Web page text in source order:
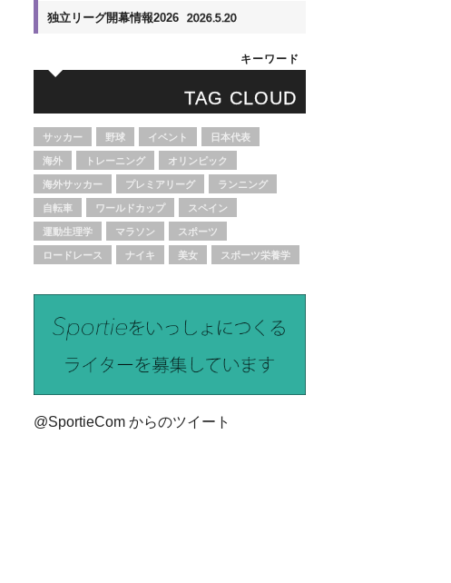
独立リーグ開幕情報2026 2026.5.20
TAG CLOUD
キーワード
サッカー 野球 イベント 日本代表
海外 トレーニング オリンピック
海外サッカー プレミアリーグ ランニング
自転車 ワールドカップ スペイン
運動生理学 マラソン スポーツ
ロードレース ナイキ 美女 スポーツ栄養学
@SportieCom からのツイート